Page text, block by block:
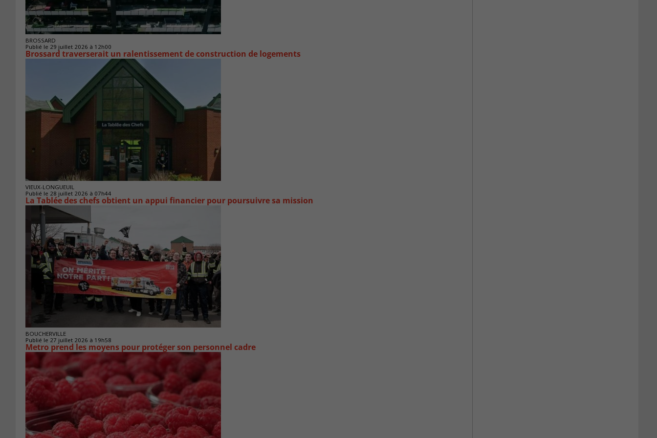
BROSSARD
Publié le 29 juillet 2026 à 12h00
Brossard traverserait un ralentissement de construction de logements
VIEUX-LONGUEUIL
Publié le 28 juillet 2026 à 07h44
La Tablée des chefs obtient un appui financier pour poursuivre sa mission
BOUCHERVILLE
Publié le 27 juillet 2026 à 19h58
Metro prend les moyens pour protéger son personnel cadre